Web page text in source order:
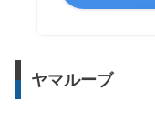
ヤマルーブ